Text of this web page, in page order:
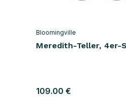
Bloomingville
Meredith-Teller, 4er-
109.00 €